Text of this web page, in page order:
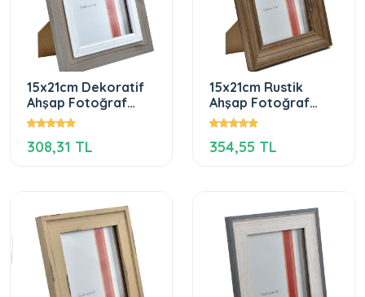
15x21cm Dekoratif
Ahşap Fotoğraf
Çerçevesi
308,31 TL
15x21cm Rustik
Ahşap Fotoğraf
Çerçevesi
354,55 TL